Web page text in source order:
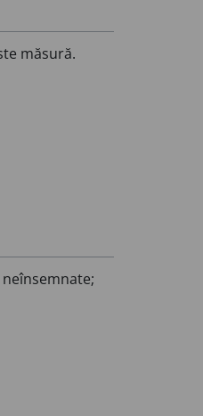
măsură.